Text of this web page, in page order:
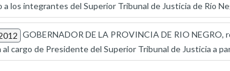
los integrantes del Superior Tribunal de Justicia de Río
GOBERNADOR DE LA PROVINCIA DE RIO
cargo de Presidente del Superior Tribunal de Justicia a